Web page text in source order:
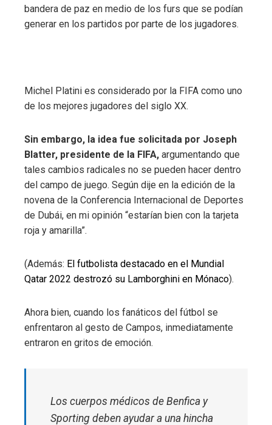
bandera de paz en medio de los furs que se podían
generar en los partidos por parte de los jugadores.
Michel Platini es considerado por la FIFA como uno
de los mejores jugadores del siglo XX.
Sin embargo, la idea fue solicitada por Joseph
Blatter, presidente de la FIFA, argumentando que
tales cambios radicales no se pueden hacer dentro
del campo de juego. Según dije en la edición de la
novena de la Conferencia Internacional de Deportes
de Dubái, en mi opinión “estarían bien con la tarjeta
roja y amarilla”.
(Además: El futbolista destacado en el Mundial
Qatar 2022 destrozó su Lamborghini en Mónaco).
Ahora bien, cuando los fanáticos del fútbol se
enfrentaron al gesto de Campos, inmediatamente
entraron en gritos de emoción.
Los cuerpos médicos de Benfica y
Sporting deben ayudar a una hincha